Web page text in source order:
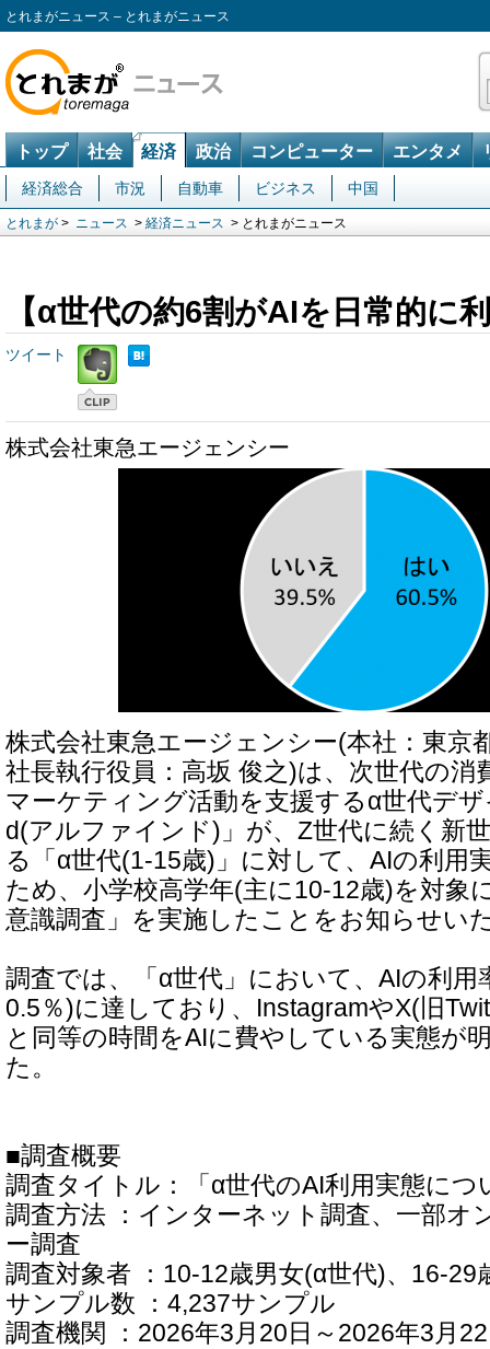
とれまがニュース – とれまがニュース
トップ 社会 経済 政治 コンピューター エンタメ
経済総合 市況 自動車 ビジネス 中国
とれまが > ニュース > 経済ニュース > とれまがニュース
【α世代の約6割がAIを日常的に
ツイート
株式会社東急エージェンシー
株式会社東急エージェンシー(本社：東京
社長執行役員：高坂 俊之)は、次世代の消
マーケティング活動を支援するα世代デ
d(アルファインド)」が、Z世代に続く新
る「α世代(1-15歳)」に対して、AIの利用
ため、小学校高学年(主に10-12歳)を対象
意識調査」を実施したことをお知らせい
調査では、「α世代」において、AIの利
0.5％)に達しており、InstagramやX(旧
と同等の時間をAIに費やしている実態が
た。
■調査概要
調査タイトル：「α世代のAI利用実態につ
調査方法 ：インターネット調査、一部オ
ー調査
調査対象者 ：10-12歳男女(α世代)、16-29
サンプル数 ：4,237サンプル
調査機関 ：2026年3月20日～2026年3月